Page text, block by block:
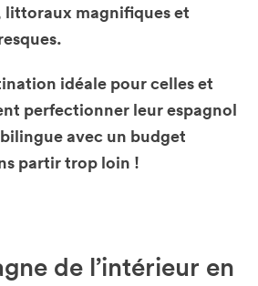
littoraux magnifiques et
idéale pour celles et
perfectionner leur espagnol
avec un budget
partir trop loin !
de l’intérieur en